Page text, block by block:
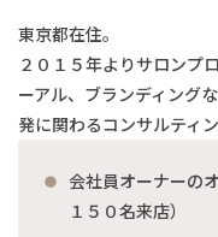
東京都在住。
２０１５年よりサロンプ
ーアル、ブランディング
発に関わるコンサルティ
会社員オーナーの
１５０名来店）